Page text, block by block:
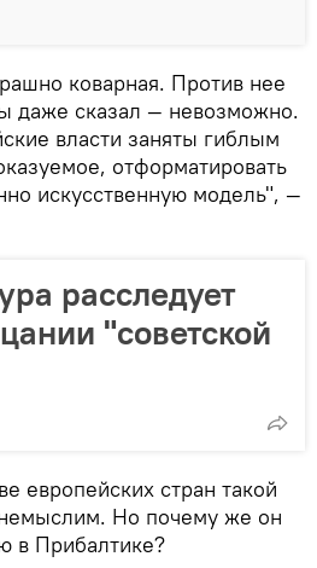
коварная. Против нее
даже сказал — невозможно.
власти заняты гиблым
отформатировать
искусственную модель", —
расследует
"советской
европейских стран такой
Но почему же он
в Прибалтике?